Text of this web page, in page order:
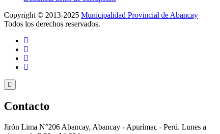
Copyright © 2013-2025 Municipalidad Provincial de Abancay
Todos los derechos reservados.
Contacto
Jirón Lima N°206 Abancay, Abancay - Apurímac - Perú. Lunes a